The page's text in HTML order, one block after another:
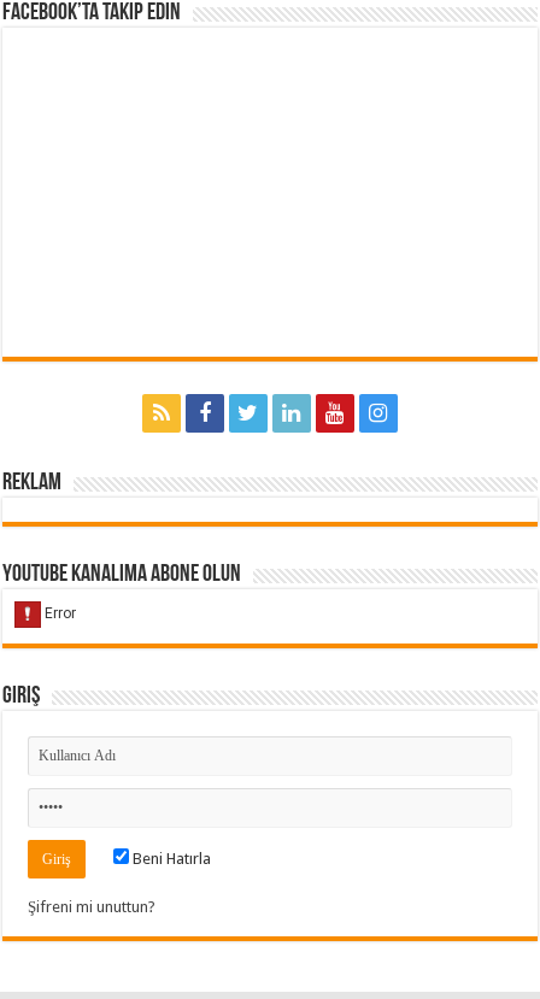
Facebook’ta Takip Edin
Reklam
Youtube Kanalıma Abone Olun
Giriş
Beni Hatırla
Şifreni mi unuttun?